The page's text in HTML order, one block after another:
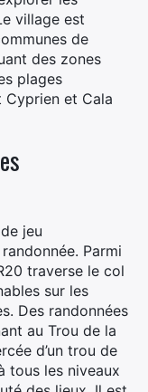
village est
de
des zones
plages
Cyprien et Cala
jeu
Parmi
traverse le col
sur les
Des randonnées
au Trou de la
d’un trou de
tous les niveaux